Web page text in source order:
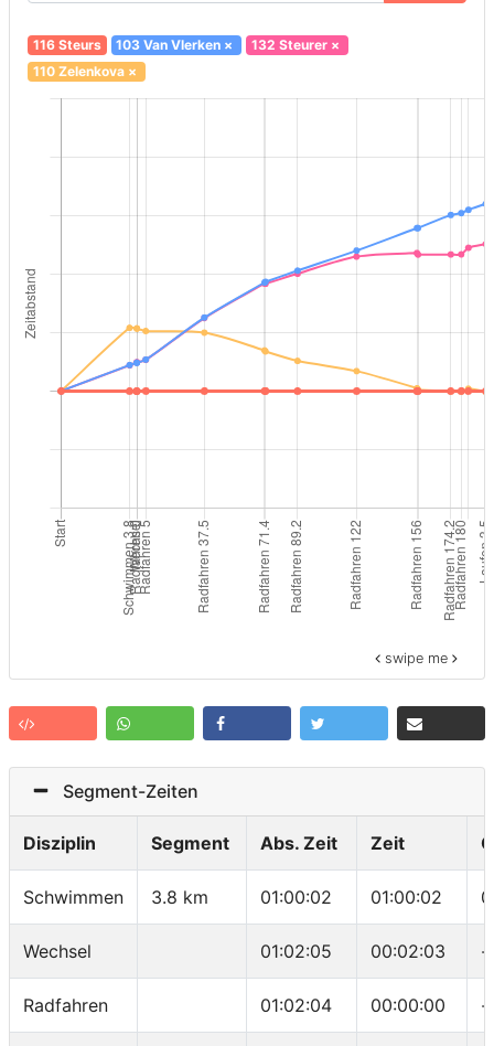
116 Steurs 103 Van Vlerken × 132 Steurer×
110 Zelenkova×
swipe me
Segment-Zeiten
Disziplin Segment Abs. Zeit Zeit
Schwimmen 3.8 km 01:00:02 01:00:02
Wechsel 01:02:05 00:02:03 -
Radfahren 01:02:04 00:00:00 -